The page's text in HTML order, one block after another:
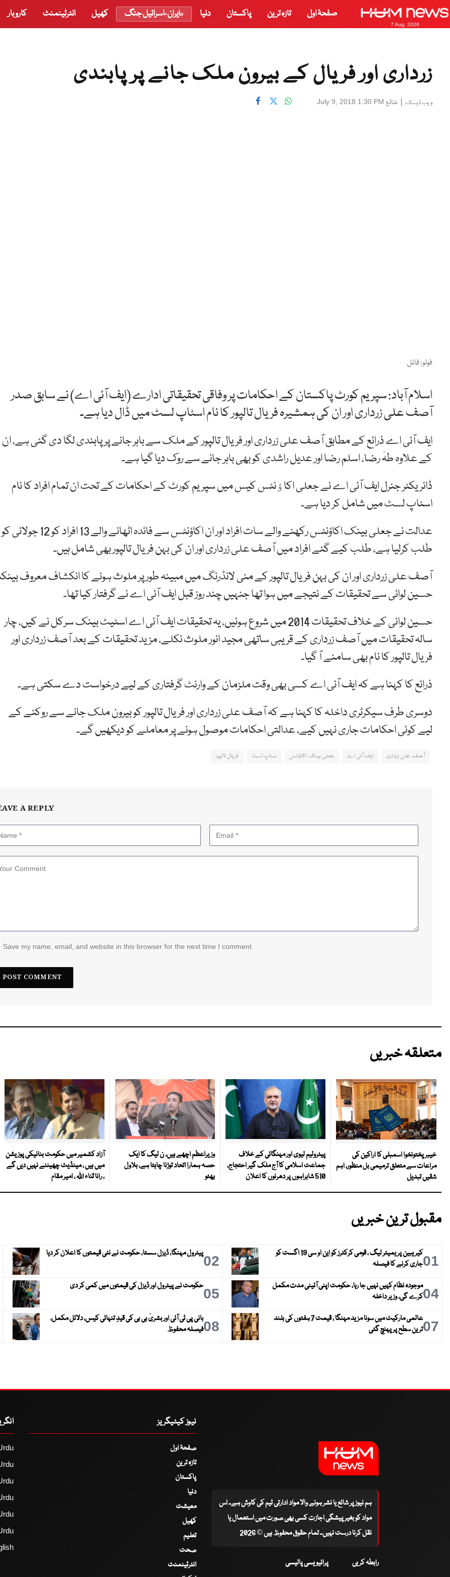
7 Aug, 2026
صفحۂ اول تازہ ترین پاکستان دنیا ایران-اسرائیل جنگ کھیل انٹرٹینمنٹ کاروبار
زرداری اور فریال کے بیرون ملک جانے پر پابندی
ویب ڈیسک | شائع July 9, 2018 1:30 PM
فوٹو: فائل
اسلام آباد: سپریم کورٹ پاکستان کے احکامات پر وفاقی تحقیقاتی ادارے (ایف آئی اے) نے سابق صدر
آصف علی زرداری اور ان کی ہمشیرہ فریال تالپور کا نام اسٹاپ لسٹ میں ڈال دیا ہے۔
ایف آئی اے ذرائع کے مطابق آصف علی زرداری اور فریال تالپور کے ملک سے باہر جانے پر پابندی لگا دی گئی ہے، ان
کے علاوہ طہٰ رضا، اسلم رضا اور عدیل راشدی کو بھی باہر جانے سے روک دیا گیا ہے۔
ڈائریکٹر جنرل ایف آئی اے نے جعلی اکاﺅنٹس کیس میں سپریم کورٹ کے احکامات کے تحت ان تمام افراد کا نام
اسٹاپ لسٹ میں شامل کر دیا ہے۔
عدالت نے جعلی بینک اکاؤنٹس رکھنے والے سات افراد اور ان اکاؤنٹس سے فائدہ اٹھانے والے 13 افراد کو 12 جولائی کو
طلب کرلیا ہے، طلب کیے گئے افراد میں آصف علی زرداری اور ان کی بہن فریال تالپور بھی شامل ہیں۔
آصف علی زرداری اور ان کی بہن فریال تالپور کے منی لانڈرنگ میں مبینہ طور پر ملوث ہونے کا انکشاف معروف
حسین لوائی سے تحقیقات کے نتیجے میں ہوا تھا جنہیں چند روز قبل ایف آئی اے نے گرفتار کیا تھا۔
حسین لوائی کے خلاف تحقیقات 2014 میں شروع ہوئیں، یہ تحقیقات ایف آئی اے اسٹیٹ بینک سرکل نے کیں، چار
سالہ تحقیقات میں آصف زرداری کے قریبی ساتھی مجید انور ملوث نکلے، مزید تحقیقات کے بعد آصف زرداری اور
فریال تالپور کا نام بھی سامنے آ گیا۔
ذرائع کا کہنا ہے کہ ایف آئی اے کسی بھی وقت ملزمان کے وارنٹ گرفتاری کے لیے درخواست دے سکتی ہے۔
دوسری طرف سیکرٹری داخلہ کا کہنا ہے کہ آصف علی زرداری اور فریال تالپور کو بیرون ملک جانے سے روکنے کے
لیے کوئی احکامات جاری نہیں کیے، عدالتی احکامات موصول ہونے پر معاملے کو دیکھیں گے۔
آصف علی زرداری ایف آئی اے جعلی بینک اکاؤنٹس سٹاپ لسٹ فریال تالپور
A REPLY
Save my name, email, and website in this browser for the next time I comment.
متعلقہ خبریں
خیبرپختونخوا اسمبلی کا اراکین کی
مراعات سے متعلق ترمیمی بل منظور، اہم
شقیں تبدیل
پیٹرولیم لیوی اور مہنگائی کے خلاف
جماعت اسلامی کا آج ملک گیر احتجاج،
510 شاہراہوں پر دھرنوں کا اعلان
وزیراعظم اچھے ہیں، ن لیگ کا ایک
حصہ ہمارا اتحاد توڑنا چاہتا ہے، بلاول
بھٹو
آزاد کشمیر میں حکومت بنانیکی پوزیشن
میں ہیں ، مینڈیٹ چھیننے نہیں دیں گے
، رانا ثناء اللہ ، امیر مقام
مقبول ترین خبریں
01
کیریبین پریمیئر لیگ ، قومی کرکٹرز کو این او سی 19 اگست کو
جاری کرنے کا فیصلہ
02پیٹرول مہنگا، ڈیزل سستا، حکومت نے نئی قیمتوں کا اعلان کر دیا
04موجودہ نظام کہیں نہیں جا رہا، حکومت اپنی آئینی مدت مکمل
کرے گی، وزیر داخلہ
05حکومت نے پیٹرول اور ڈیزل کی قیمتوں میں کمی کر دی
07
عالمی مارکیٹ میں سونا مزید مہنگا ، قیمت 7 ہفتوں کی بلند
ترین سطح پر پہنچ گئی
08بانی پی ٹی آئی اور بشریٰ بی بی کی قیدِ تنہائی کیس، دلائل مکمل،
فیصلہ محفوظ
ہم نیوز پر شائع یا نشر ہونے والا مواد ادارتی ٹیم کی کاوش ہے۔ اس
مواد کو بغیر پیشگی اجازت کسی بھی صورت میں استعمال یا
نقل کرنا درست نہیں۔ تمام حقوق محفوظ ہیں © 2026
رابطہ کریں پرائیویسی پالیسی
نیوز کیٹیگریز
صفحۂ اول
تازہ ترین
پاکستان
دنیا
معیشت
کھیل
تعلیم
صحت
انٹرٹینمنٹ